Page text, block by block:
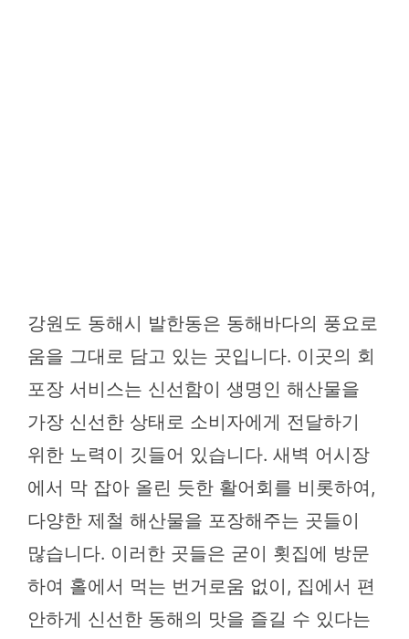
강원도 동해시 발한동은 동해바다의 풍요로
움을 그대로 담고 있는 곳입니다. 이곳의 회
포장 서비스는 신선함이 생명인 해산물을
가장 신선한 상태로 소비자에게 전달하기
위한 노력이 깃들어 있습니다. 새벽 어시장
에서 막 잡아 올린 듯한 활어회를 비롯하여,
다양한 제철 해산물을 포장해주는 곳들이
많습니다. 이러한 곳들은 굳이 횟집에 방문
하여 홀에서 먹는 번거로움 없이, 집에서 편
안하게 신선한 동해의 맛을 즐길 수 있다는